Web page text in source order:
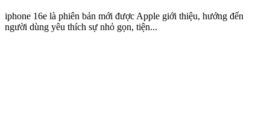
iphone 16e là phiên bản mới được Apple giới thiệu, hướng đến
người dùng yêu thích sự nhỏ gọn, tiện...